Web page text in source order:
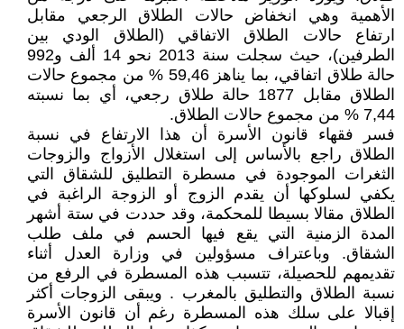
الأهمية وهي انخفاض حالات الطلاق الرجعي مقابل
ارتفاع حالات الطلاق الاتفاقي (الطلاق الودي بين
الطرفين)، حيث سجلت سنة 2013 نحو 14 ألف و992
حالة طلاق اتفاقي، بما يناهز 59,46 % من مجموع حالات
الطلاق مقابل 1877 حالة طلاق رجعي، أي بما نسبته
7,44 % من مجموع حالات الطلاق.
فسر فقهاء قانون الأسرة أن هذا الارتفاع في نسبة
الطلاق راجع بالأساس إلى استغلال الأزواج والزوجات
الثغرات الموجودة في مسطرة التطليق للشقاق التي
يكفي لسلوكها أن يقدم الزوج أو الزوجة الراغبة في
الطلاق مقالا بسيطا للمحكمة، وقد حددت في ستة أشهر
المدة الزمنية التي يقع فيها الحسم في ملف طلب
الشقاق. وباعتراف مسؤولين في وزارة العدل أثناء
تقديمهم للحصيلة، تتسبب هذه المسطرة في الرفع من
نسبة الطلاق والتطليق بالمغرب . ويبقى الزوجات أكثر
إقبالا على سلك هذه المسطرة رغم أن قانون الأسرة